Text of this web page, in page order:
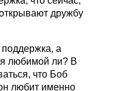
дружбу
поддержка, а
любимой ли? В
что Боб
любит именно